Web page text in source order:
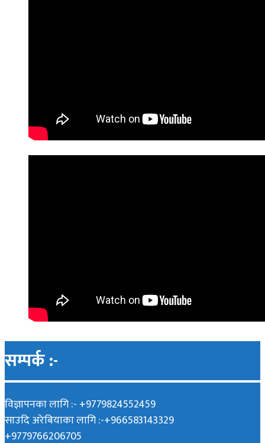
सम्पर्क :-
विज्ञापनका लागि :- +9779824552459
साउदि अरेबियाका लागि :-+966583143329
+9779766206705